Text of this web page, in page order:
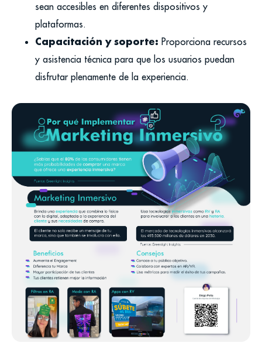
sean accesibles en diferentes dispositivos y
plataformas.
Capacitación y soporte: Proporciona recursos
y asistencia técnica para que los usuarios puedan
disfrutar plenamente de la experiencia.